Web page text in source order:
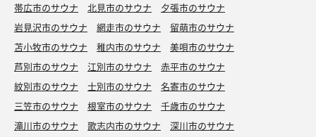
帯広市のサウナ
北見市のサウナ
夕張市のサウナ
岩見沢市のサウナ
網走市のサウナ
留萌市のサウナ
苫小牧市のサウナ
稚内市のサウナ
美唄市のサウナ
芦別市のサウナ
江別市のサウナ
赤平市のサウナ
紋別市のサウナ
士別市のサウナ
名寄市のサウナ
三笠市のサウナ
根室市のサウナ
千歳市のサウナ
滝川市のサウナ
歌志内市のサウナ 深川市のサウナ